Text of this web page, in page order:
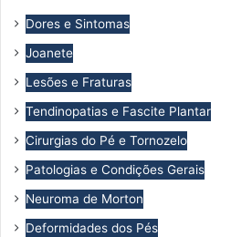
Dores e Sintomas
Joanete
Lesões e Fraturas
Tendinopatias e Fascite Plantar
Cirurgias do Pé e Tornozelo
Patologias e Condições Gerais
Neuroma de Morton
Deformidades dos Pés